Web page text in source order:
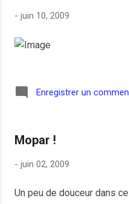
- juin 10, 2009
Enregistrer un
Mopar !
- juin 02, 2009
Un peu de douceur dans